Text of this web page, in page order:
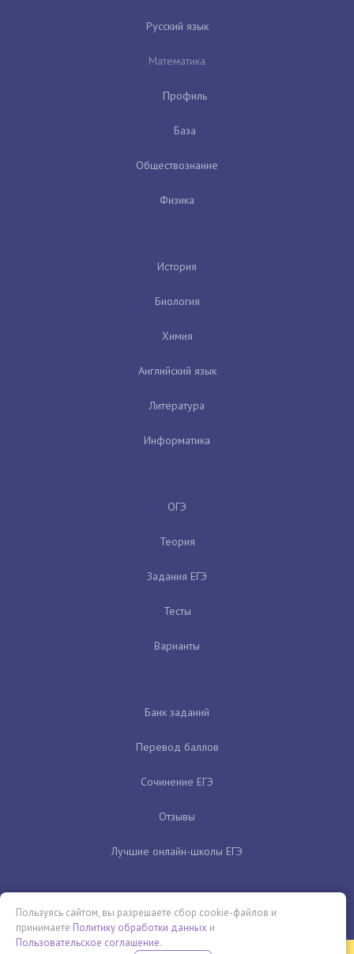
Русский язык
Математика
Профиль
База
Обществознание
Физика
История
Биология
Химия
Английский язык
Литература
Информатика
ОГЭ
Теория
Задания ЕГЭ
Тесты
Варианты
Банк заданий
Перевод баллов
Сочинение ЕГЭ
Отзывы
Лучшие онлайн-школы ЕГЭ
Пользуясь сайтом, вы разрешаете сбор cookie-файлов и
принимаете Политику обработки данных и
Пользовательское соглашение.